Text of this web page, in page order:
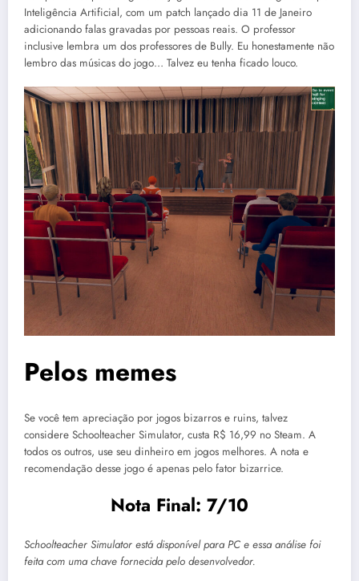
Inteligência Artificial, com um patch lançado dia 11 de Janeiro
adicionando falas gravadas por pessoas reais. O professor
inclusive lembra um dos professores de Bully. Eu honestamente não
lembro das músicas do jogo… Talvez eu tenha ficado louco.
Pelos memes
Se você tem apreciação por jogos bizarros e ruins, talvez
considere Schoolteacher Simulator, custa R$ 16,99 no Steam. A
todos os outros, use seu dinheiro em jogos melhores. A nota e
recomendação desse jogo é apenas pelo fator bizarrice.
Nota Final: 7/10
Schoolteacher Simulator está disponível para PC e essa análise foi
feita com uma chave fornecida pelo desenvolvedor.